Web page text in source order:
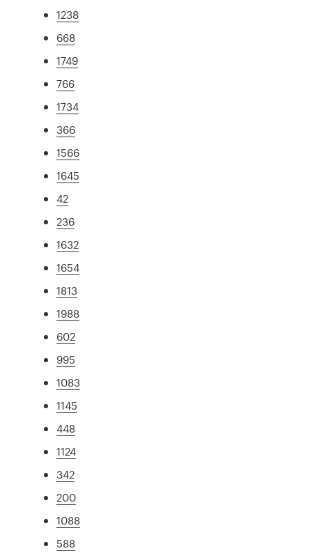
1238
668
1749
766
1734
366
1566
1645
42
236
1632
1654
1813
1988
602
995
1083
1145
448
1124
342
200
1088
588